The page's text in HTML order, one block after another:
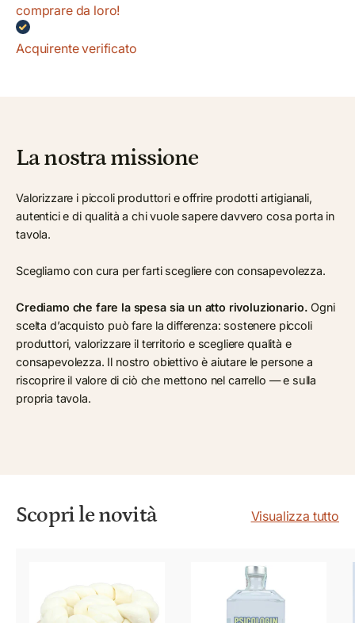
comprare da loro!
Acquirente verificato
La nostra missione
Valorizzare i piccoli produttori e offrire prodotti artigianali,
autentici e di qualità a chi vuole sapere davvero cosa porta in
tavola.
Scegliamo con cura per farti scegliere con consapevolezza.
Crediamo che fare la spesa sia un atto rivoluzionario.Ogni
scelta d’acquisto può fare la differenza: sostenere piccoli
produttori, valorizzare il territorio e scegliere qualità e
consapevolezza. Il nostro obiettivo è aiutare le persone a
riscoprire il valore di ciò che mettono nel carrello — e sulla
propria tavola.
Scopri le novità Visualizza tutto